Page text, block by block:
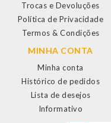
Trocas e Devoluções
Política de Privacidade
Termos & Condições
MINHA CONTA
Minha conta
Histórico de pedidos
Lista de desejos
Informativo